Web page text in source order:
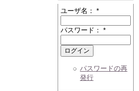
ユーザ名： *
パスワード： *
パスワードの再
発行